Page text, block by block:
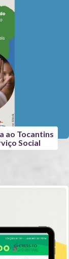
ao Tocantins
Social